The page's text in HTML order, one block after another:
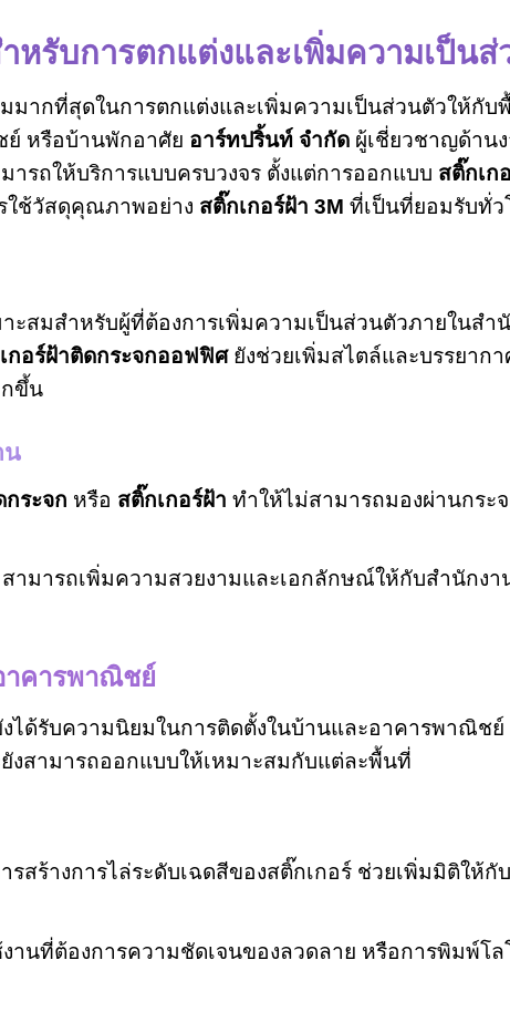
หรับการตกแต่งและเพิ่มความเป็นส่
มากที่สุดในการตกแต่งและเพิ่มความเป็นส่วนตัวให้กั
ย์ หรือบ้านพักอาศัย อาร์ทปริ้นท์ จำกัด ผู้เชี่ยวชาญด้าน
ารถให้บริการแบบครบวงจร ตั้งแต่การออกแบบ สติ๊กเก
ใช้วัสดุคุณภาพอย่าง สติ๊กเกอร์ฝ้า 3M ที่เป็นที่ยอมรับทั่ว
ะสมสำหรับผู้ที่ต้องการเพิ่มความเป็นส่วนตัวภายในสำ
กอร์ฝ้าติดกระจกออฟฟิศยังช่วยเพิ่มสไตล์และบรรยาก
ขึ้น
น
ระจก หรือ สติ๊กเกอร์ฝ้า ทำให้ไม่สามารถมองผ่านกระ
ามารถเพิ่มความสวยงามและเอกลักษณ์ให้กับสำนักงา
าคารพาณิชย์
งได้รับความนิยมในการติดตั้งในบ้านและอาคารพาณิชย์
งสามารถออกแบบให้เหมาะสมกับแต่ละพื้นที่
สร้างการไล่ระดับเฉดสีของสติ๊กเกอร์ ช่วยเพิ่มมิติให้กั
านที่ต้องการความชัดเจนของลวดลาย หรือการพิมพ์โล